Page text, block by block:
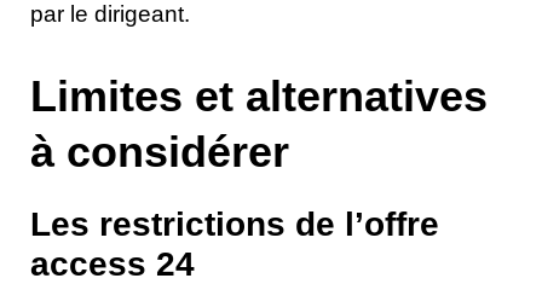
par le dirigeant.
Limites et alternatives
à considérer
Les restrictions de l’offre
access 24